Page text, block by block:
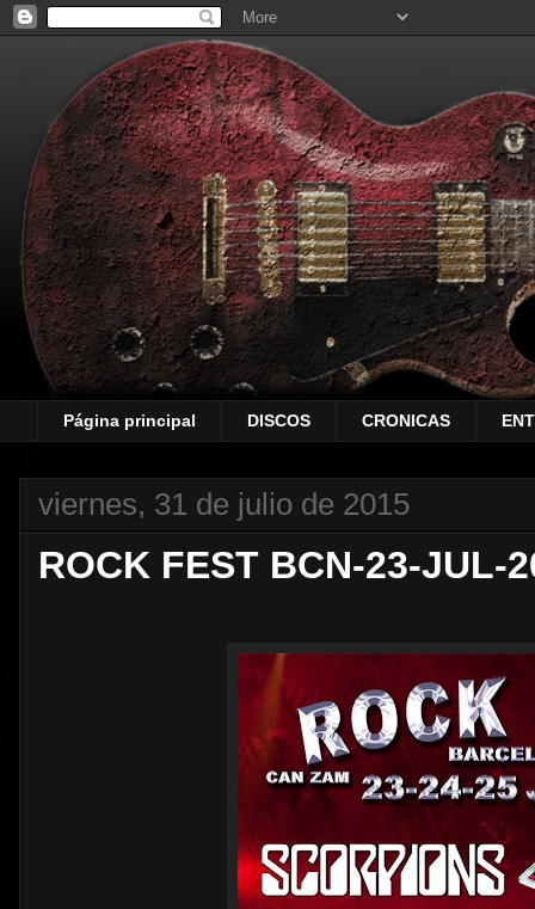
Página principal DISCOS CRONICAS
viernes, 31 de julio de 2015
ROCK FEST BCN-23-JUL-